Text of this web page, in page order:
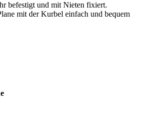
befestigt und mit Nieten fixiert.
mit der Kurbel einfach und bequem